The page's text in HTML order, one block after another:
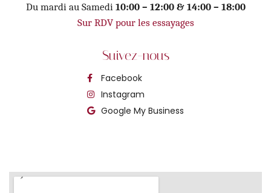
Du mardi au Samedi 10:00 – 12:00 & 14:00 – 18:00
Sur RDV pour les essayages
Suivez-nous
Facebook
Instagram
Google My Business